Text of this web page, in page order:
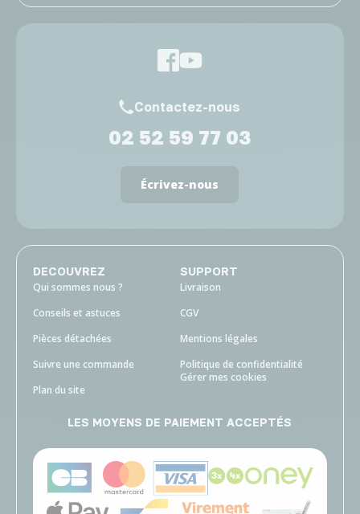
Contactez-nous
02 52 59 77 03
Écrivez-nous
DECOUVREZ
Qui sommes nous ?
Conseils et astuces
Pièces détachées
Suivre une commande
Plan du site
SUPPORT
Livraison
CGV
Mentions légales
Politique de confidentialité
Gérer mes cookies
LES MOYENS DE PAIEMENT ACCEPTÉS